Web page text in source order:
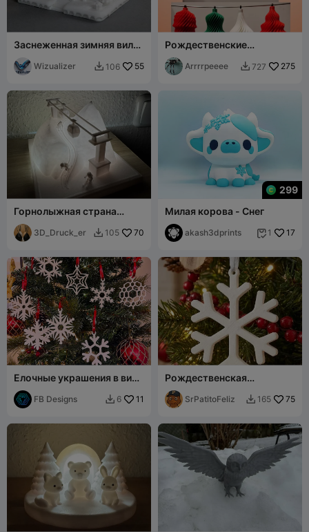
Заснеженная зимняя вилла
праздничная миниатюра
Wizualizer  106 55
Рождественские
украшения - различные
стили елочных шаров -
спиральный завиток
Arrrrpeeee  727 275
Горнолыжная страна
чудес
3D_Druck_er  105 70
299
Милая корова - Снег
akash3dprints  1 17
Елочные украшения в виде
снежинок
FB Designs  6 11
Рождественская
снежинка
SrPatitoFeliz  165 75